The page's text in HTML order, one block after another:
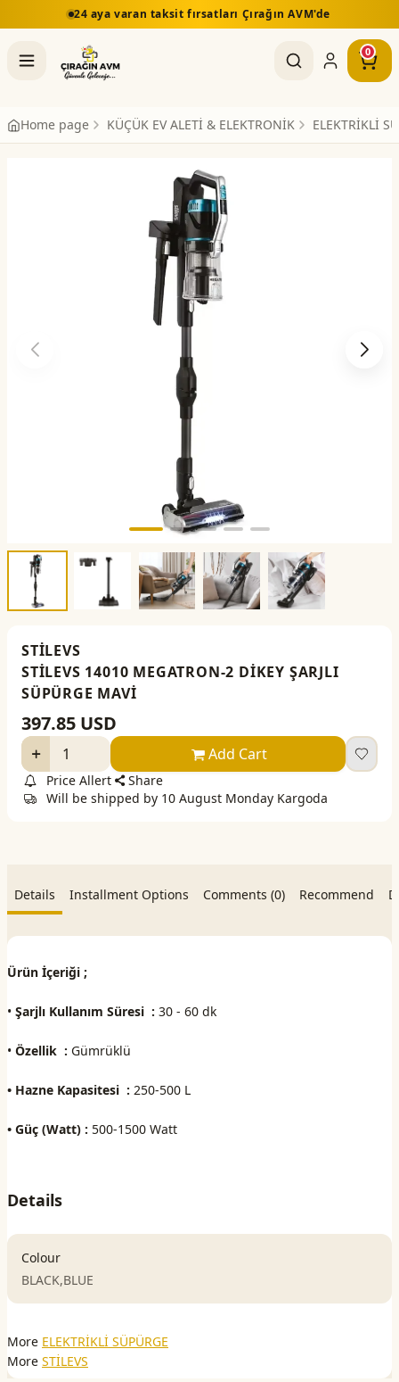
24 aya varan taksit fırsatları Çırağın AVM'de
0
Home page KÜÇÜK EV ALETİ & ELEKTRONİK ELEKTRİKLİ
STİLEVS
STİLEVS 14010 MEGATRON-2 DİKEY ŞARJLI
SÜPÜRGE MAVİ
397.85 USD
Add Cart
Price Allert
Share
Will be shipped by 10 August Monday Kargoda
Details Installment Options Comments (0) Recommend
Ürün İçeriği ;
• Şarjlı Kullanım Süresi : 30 - 60 dk
• Özellik : Gümrüklü
• Hazne Kapasitesi : 250-500 L
• Güç (Watt) : 500-1500 Watt
Details
Colour
BLACK,BLUE
More ELEKTRİKLİ SÜPÜRGE
More STİLEVS